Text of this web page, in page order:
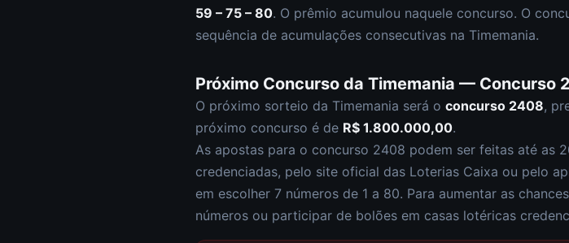
59 – 75 – 80. O prêmio acumulou naquele concurso. O
sequência de acumulações consecutivas na Timemania.
Próximo Concurso da Timemania — Concurso
O próximo sorteio da Timemania será o concurso 2408,
próximo concurso é de R$ 1.800.000,00.
As apostas para o concurso 2408 podem ser feitas até as
credenciadas, pelo site oficial das Loterias Caixa ou pelo
em escolher 7 números de 1 a 80. Para aumentar as
números ou participar de bolões em casas lotéricas